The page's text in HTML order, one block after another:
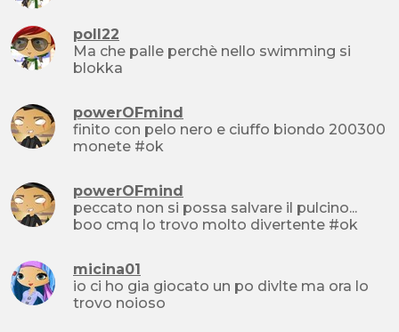
poll22
Ma che palle perchè nello swimming si
blokka
powerOFmind
finito con pelo nero e ciuffo biondo 200300
monete #ok
powerOFmind
peccato non si possa salvare il pulcino...
boo cmq lo trovo molto divertente #ok
micina01
io ci ho gia giocato un po divlte ma ora lo
trovo noioso